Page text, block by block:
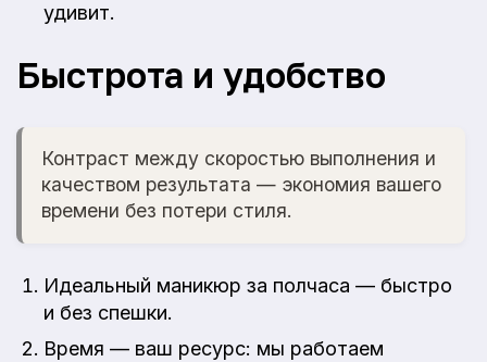
удивит.
Быстрота и удобство
Контраст между скоростью выполнения и
качеством результата — экономия вашего
времени без потери стиля.
Идеальный маникюр за полчаса — быстро
и без спешки.
Время — ваш ресурс: мы работаем